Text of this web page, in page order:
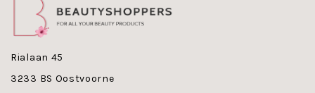
gevoelige en tere huid rond de ogen en daarnaast
ook goed te gebruiken bij contactlensdragers.
Medex Anti-Oxidant Prepare Foam
Preventief en herstellend voor epidermis, beschermt
tegen invloed van stressfactoren op de huid,
Rialaan 45
3233 BS Oostvoorne